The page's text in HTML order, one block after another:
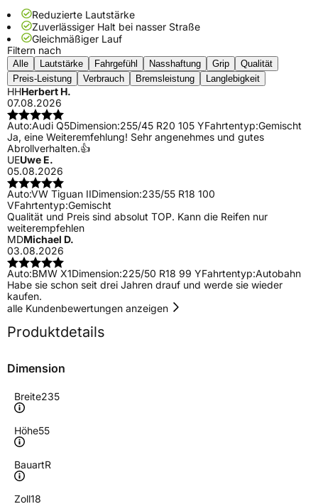
Reduzierte Lautstärke
Zuverlässiger Halt bei nasser Straße
Gleichmäßiger Lauf
Filtern nach
Alle Lautstärke Fahrgefühl Nasshaftung Grip
Qualität
Preis-Leistung
Verbrauch Bremsleistung Langlebigkeit
HHHerbert H.
07.08.2026
Auto:Audi Q5Dimension:255/45 R20 105 YFahrtentyp:Gemischt
Ja, eine Weiteremfehlung! Sehr angenehmes und gutes
Abrollverhalten.👍
UEUwe E.
05.08.2026
Auto:VW Tiguan IIDimension:235/55 R18 100
VFahrtentyp:Gemischt
Qualität und Preis sind absolut TOP. Kann die Reifen nur
weiterempfehlen
MDMichael D.
03.08.2026
Auto:BMW X1Dimension:225/50 R18 99 YFahrtentyp:Autobahn
Habe sie schon seit drei Jahren drauf und werde sie wieder
kaufen.
alle Kundenbewertungen anzeigen
Produktdetails
Dimension
Breite235
Höhe55
BauartR
Zoll18